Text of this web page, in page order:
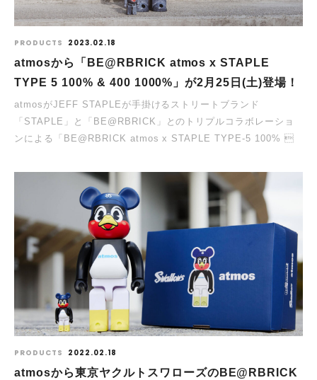
PRODUCTS 2023.02.18
atmosから「BE@RBRICK atmos x STAPLE
TYPE 5 100% & 400 1000%」が2⽉25⽇(土)登場！
atmosがJEFF STAPLEが手掛けるストリートブランド
「STAPLE」と「BE@RBRICK」とのトリプルコラボレーショ
ンによる「BE@RBRICK atmos x STAPLE TYPE-5 100% 
PRODUCTS 2022.02.18
atmosから東京ヤクルトスワローズのBE@RBRICK